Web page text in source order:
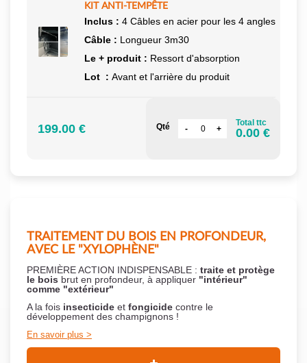
KIT ANTI-TEMPÊTE
Inclus : 4 Câbles en acier pour les 4 angles
Câble : Longueur 3m30
Le + produit : Ressort d'absorption
Lot : Avant et l'arrière du produit
199.00 € Qté Total ttc
0.00 €
TRAITEMENT DU BOIS EN PROFONDEUR,
AVEC LE "XYLOPHÈNE"
PREMIÈRE ACTION INDISPENSABLE : traite et protège
le bois brut en profondeur, à appliquer "intérieur"
comme "extérieur"
A la fois insecticide et fongicide contre le
développement des champignons !
En savoir plus